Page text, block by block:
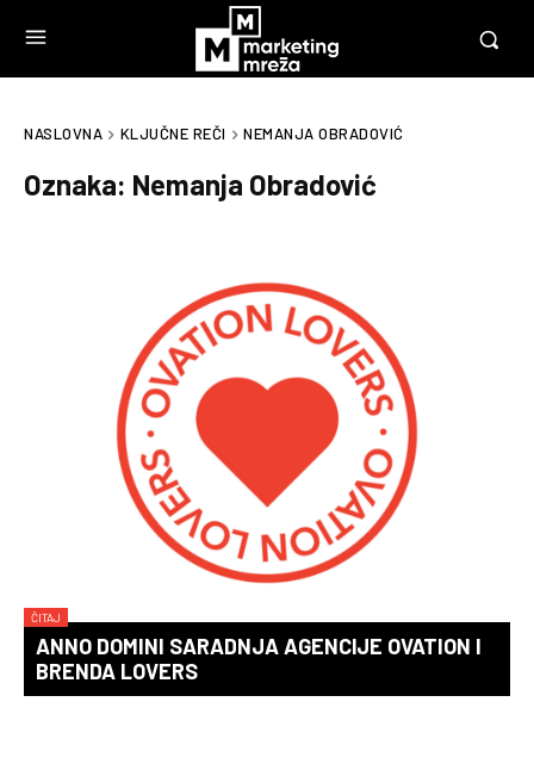
NASLOVNA KLJUČNE REČI NEMANJA OBRADOVIĆ
Oznaka: Nemanja Obradović
ČITAJ
ANNO DOMINI SARADNJA AGENCIJE OVATION I
BRENDA LOVERS